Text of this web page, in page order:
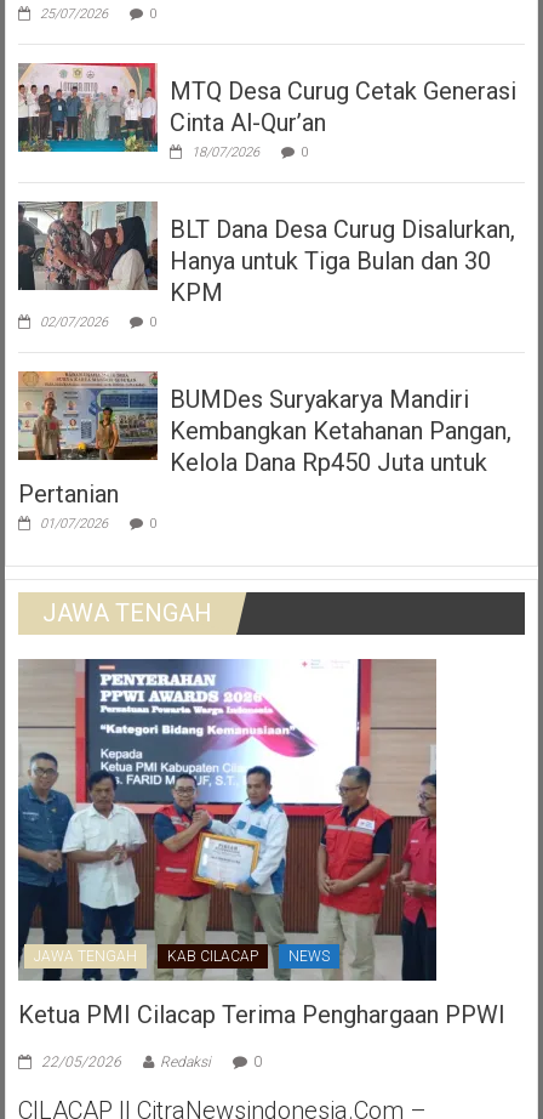
25/07/2026 0
MTQ Desa Curug Cetak Generasi
Cinta Al-Qur’an
18/07/2026 0
BLT Dana Desa Curug Disalurkan,
Hanya untuk Tiga Bulan dan 30
KPM
02/07/2026 0
BUMDes Suryakarya Mandiri
Kembangkan Ketahanan Pangan,
Kelola Dana Rp450 Juta untuk
Pertanian
01/07/2026 0
JAWA TENGAH
JAWA TENGAH KAB CILACAP NEWS
Ketua PMI Cilacap Terima Penghargaan PPWI
22/05/2026 Redaksi 0
CILACAP || CitraNewsindonesia.com –